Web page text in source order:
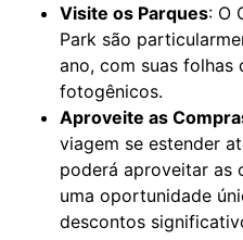
Visite os Parques: O
Park são
ano, com suas
fotogênicos.
Aproveite as
viagem se estender
poderá aproveitar as
uma oportunidade
descontos